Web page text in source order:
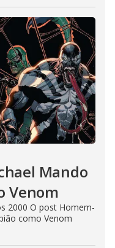
Mando
Venom
2000 O post Homem-
como Venom